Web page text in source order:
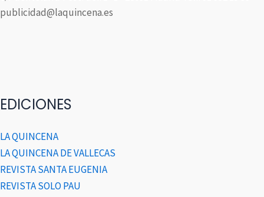
publicidad@laquincena.es
EDICIONES
LA QUINCENA
LA QUINCENA DE VALLECAS
REVISTA SANTA EUGENIA
REVISTA SOLO PAU